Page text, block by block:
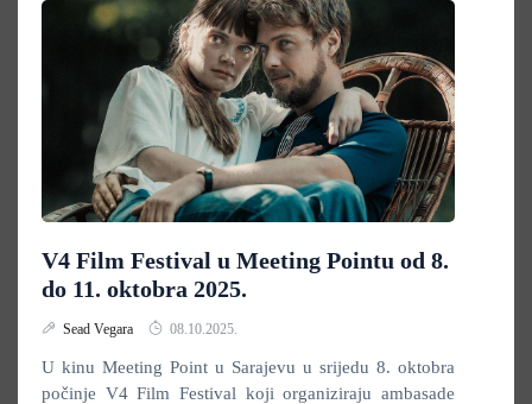
V4 Film Festival u Meeting Pointu od 8.
do 11. oktobra 2025.
Sead Vegara 08.10.2025.
U kinu Meeting Point u Sarajevu u srijedu 8. oktobra
počinje V4 Film Festival koji organiziraju ambasade